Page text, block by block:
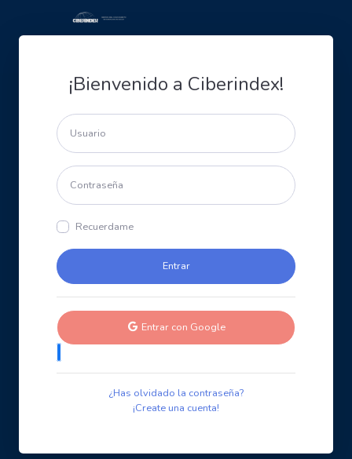
¡Bienvenido a Ciberindex!
Recuerdame
Entrar con Google
¿Has olvidado la contraseña?
¡Create una cuenta!